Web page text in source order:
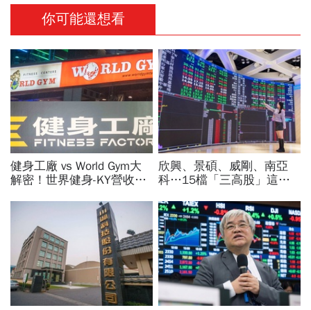
你可能還想看
健身工廠 vs World Gym大
解密！世界健身-KY營收大
課、會籍…誰才是真正賺錢
金雞母？
欣興、景碩、威剛、南亞
科…15檔「三高股」這檔
指期夜盤先上45K，台股明
開飆？